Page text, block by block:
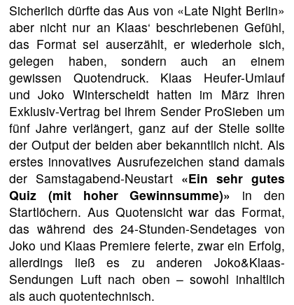
Sicherlich dürfte das Aus von «Late Night Berlin»
aber nicht nur an Klaas‘ beschriebenen Gefühl,
das Format sei auserzählt, er wiederhole sich,
gelegen haben, sondern auch an einem
gewissen Quotendruck. Klaas Heufer-Umlauf
und Joko Winterscheidt hatten im März ihren
Exklusiv-Vertrag bei ihrem Sender ProSieben um
fünf Jahre verlängert, ganz auf der Stelle sollte
der Output der beiden aber bekanntlich nicht. Als
erstes innovatives Ausrufezeichen stand damals
der Samstagabend-Neustart «Ein sehr gutes
Quiz (mit hoher Gewinnsumme)» in den
Startlöchern. Aus Quotensicht war das Format,
das während des 24-Stunden-Sendetages von
Joko und Klaas Premiere feierte, zwar ein Erfolg,
allerdings ließ es zu anderen Joko&Klaas-
Sendungen Luft nach oben – sowohl inhaltlich
als auch quotentechnisch.